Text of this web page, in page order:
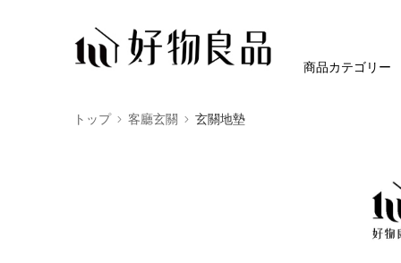
商品カテゴリー
トップ 客廳玄關 玄關地墊